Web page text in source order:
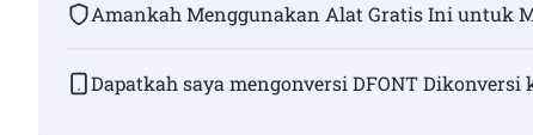
Amankah Menggunakan Alat Gratis Ini untuk
Dapatkah saya mengonversi DFONT